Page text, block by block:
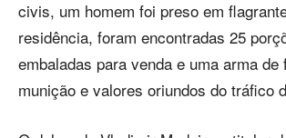
civis, um homem foi preso em
residência, foram encontradas 25
embaladas para venda e uma arma de
munição e valores oriundos do tráfico